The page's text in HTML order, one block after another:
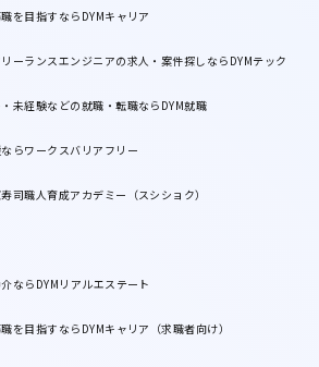
を目指すならDYMキャリア
ーランスエンジニアの求人・案件探しならDYMテック
未経験などの就職・転職ならDYM就職
らワークスバリアフリー
司職人育成アカデミー（スシショク）
ならDYMリアルエステート
を目指すならDYMキャリア（求職者向け）